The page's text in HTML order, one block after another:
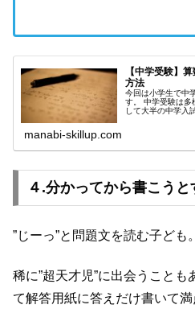
【中学受験】
方法
今回は小学生で中
す。 中学受験は多
して大半の中学入
manabi-skillup.com
４.分かってから書こうと
”じーっ”と問題文を読む子ども。
稀に”超天才児”に出会うことも
て解答用紙に答えだけ書いて